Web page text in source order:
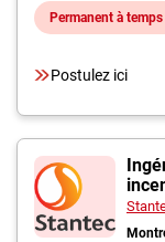
Permanent à
Postulez ici